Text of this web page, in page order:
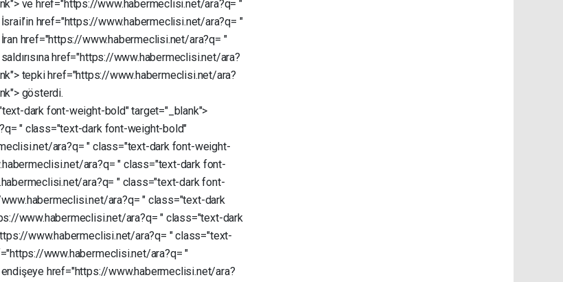
ve href="https://www.habermeclisi.net/ara?q= "
İsrail’in href="https://www.habermeclisi.net/ara?q= "
İran href="https://www.habermeclisi.net/ara?q= "
saldırısına href="https://www.habermeclisi.net/ara?
tepki href="https://www.habermeclisi.net/ara?
gösterdi.
dark font-weight-bold"target="_blank">
" class="text-dark font-weight-bold"
ara?q=" class="text-dark font-weight-
ara?q=" class="text-dark font-
ara?q= " class="text-darkfont-
ara?q=" class="text-dark
www.habermeclisi.net/ara?q=" class="text-dark
www.habermeclisi.net/ara?q= "class="text-
www.habermeclisi.net/ara?q="
endişeye href="https://www.habermeclisi.net/ara?